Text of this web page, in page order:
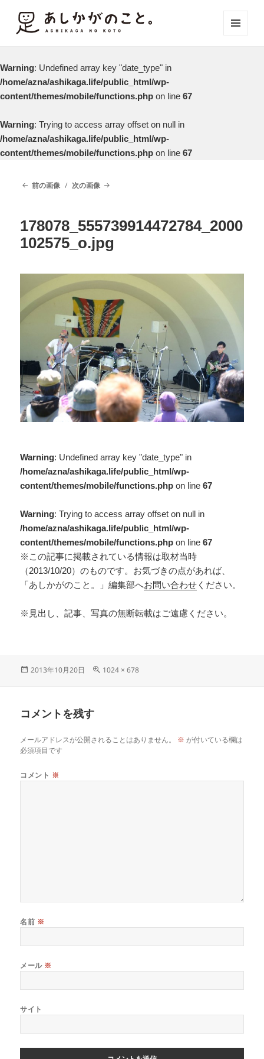
Warning: Undefined array key "date_type" in
/home/azna/ashikaga.life/public_html/wp-
content/themes/mobile/functions.php on line 67
Warning: Trying to access array offset on null in
/home/azna/ashikaga.life/public_html/wp-
content/themes/mobile/functions.php on line 67
前の画像 次の画像
178078_555739914472784_2000
102575_o.jpg
Warning: Undefined array key "date_type" in
/home/azna/ashikaga.life/public_html/wp-
content/themes/mobile/functions.php on line67
Warning: Trying to access array offset on null in
/home/azna/ashikaga.life/public_html/wp-
content/themes/mobile/functions.php on line67
※この記事に掲載されている情報は取材当時
（2013/10/20）のものです。お気づきの点があれば、
「あしかがのこと。」編集部へお問い合わせ ください。
※見出し、記事、写真の無断転載はご遠慮ください。
2013年10月20日 1024 × 678
コメントを残す
メールアドレスが公開されることはありません。 ※ が付いている欄は
必須項目です
コメント ※
名前 ※
メール ※
サイト